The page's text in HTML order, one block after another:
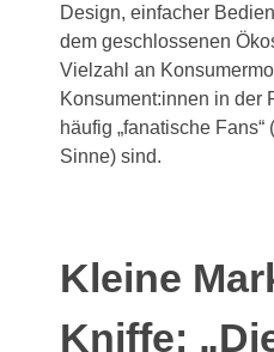
Design, einfacher
dem geschlossenen
Vielzahl an
Konsument:innen in der
häufig „fanatische
Sinne) sind.
Kleine
Kniffe: